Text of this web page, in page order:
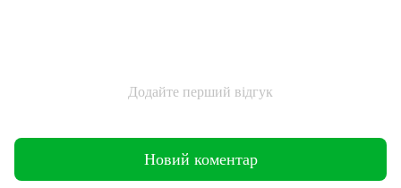
Додайте перший відгук
Новий коментар